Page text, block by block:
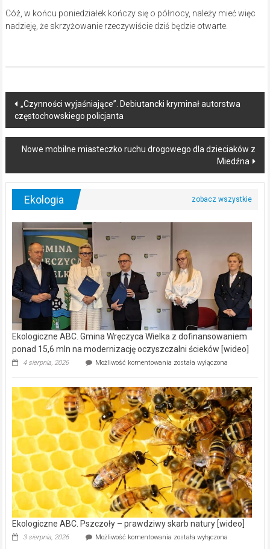
Cóż, w końcu poniedziałek kończy się o północy, należy mieć więc
nadzieję, że skrzyżowanie rzeczywiście dziś będzie otwarte.
Post
navigation
„Czynności wyjaśniające”. Debiutancki kryminał autorstwa
częstochowskiego policjanta
Nowe mobilne miasteczko ruchu drogowego dla dzieciaków z
Miedźna
Ekologia
Ekologiczne ABC. Gmina Wręczyca Wielka z dofinansowaniem
ponad 15,6 mln na modernizację oczyszczalni ścieków [wideo]
4 sierpnia, 2026 Możliwość komentowania Ekologiczne
Wręczyca
Wielka
z
dofinansowaniem
ponad
15,6
mln
na
modernizację
oczyszczalni
ścieków
[wideo]
została wyłączona
Ekologiczne ABC. Pszczoły – prawdziwy skarb natury [wideo]
3 sierpnia, 2026 Możliwość komentowania Ekologiczne
została wyłączona